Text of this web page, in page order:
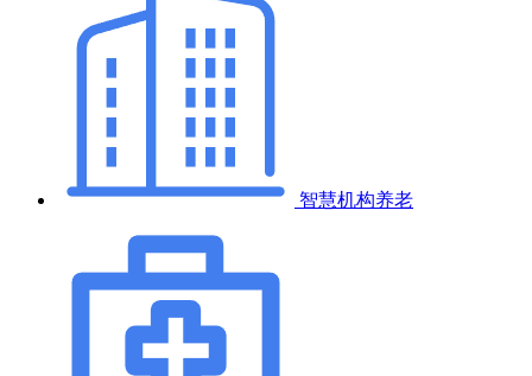
智慧机构养老